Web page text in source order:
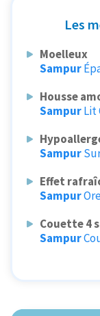
Les
Moelleux
Sampur
Housse
SampurLit
Sampur
Effet
Sampur
Couette 4
Sampur